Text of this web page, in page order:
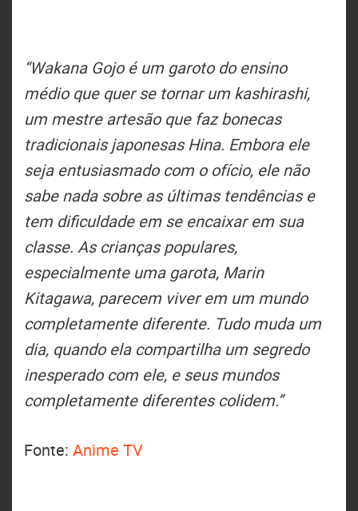
“Wakana Gojo é um garoto do ensino
médio que quer se tornar um kashirashi,
um mestre artesão que faz bonecas
tradicionais japonesas Hina. Embora ele
seja entusiasmado com o ofício, ele não
sabe nada sobre as últimas tendências e
tem dificuldade em se encaixar em sua
classe. As crianças populares,
especialmente uma garota, Marin
Kitagawa, parecem viver em um mundo
completamente diferente. Tudo muda um
dia, quando ela compartilha um segredo
inesperado com ele, e seus mundos
completamente diferentes colidem.”
Fonte: Anime TV